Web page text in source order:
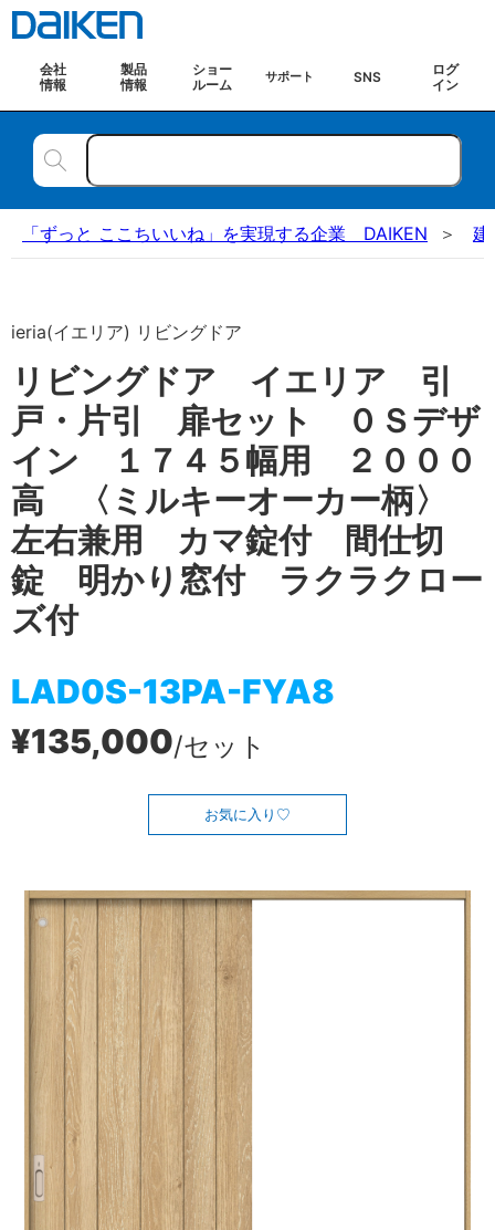
会社
情報
製品
情報
ショー
ルーム
サポート SNS
ログ
イン
「ずっと ここちいいね」を実現する企業 DAIKEN 建
ieria(イエリア) リビングドア
リビングドア イエリア 引
戸・片引 扉セット ０Ｓデザ
イン １７４５幅用 ２０００
高 〈ミルキーオーカー柄〉
左右兼用 カマ錠付 間仕切
錠 明かり窓付 ラクラクロー
ズ付
LAD0S-13PA-FYA8
¥135,000/セット
お気に入り